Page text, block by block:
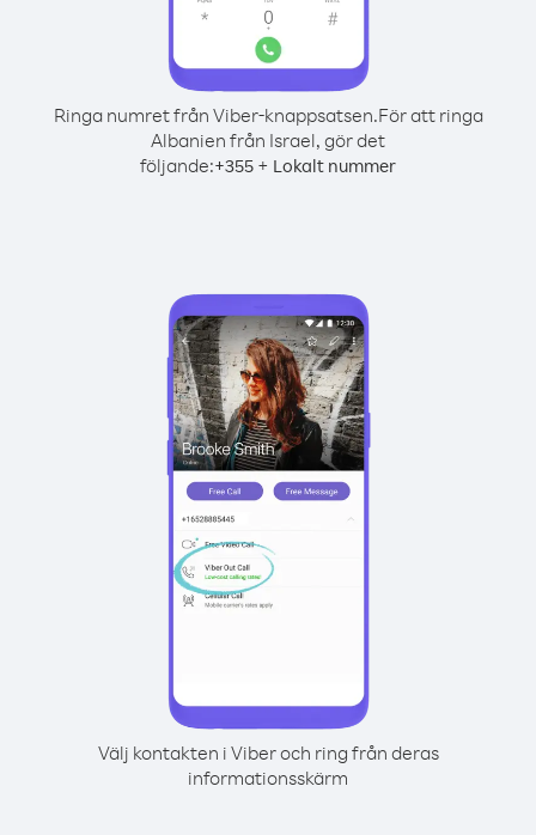
Ringa numret från Viber-knappsatsen.För att ringa
Albanien från Israel, gör det
följande:+355 + Lokalt nummer
Välj kontakten i Viber och ring från deras
informationsskärm